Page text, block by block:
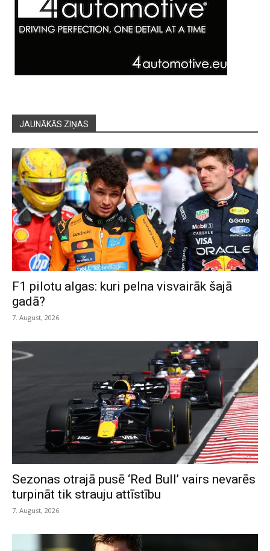
JAUNĀKĀS ZIŅAS
F1 pilotu algas: kuri pelna visvairāk šajā
gadā?
7. August, 2026
Sezonas otrajā pusē ‘Red Bull’ vairs nevarēs
turpināt tik strauju attīstību
7. August, 2026